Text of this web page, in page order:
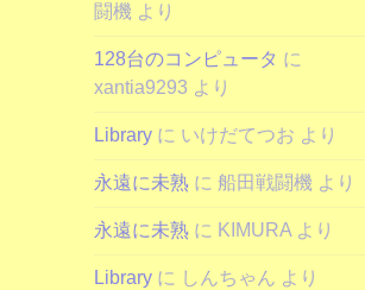
闘機 より
128台のコンピュータ に
xantia9293 より
Library に いけだてつお より
永遠に未熟 に船田戦闘機 より
永遠に未熟 に KIMURA より
Library に しんちゃん より